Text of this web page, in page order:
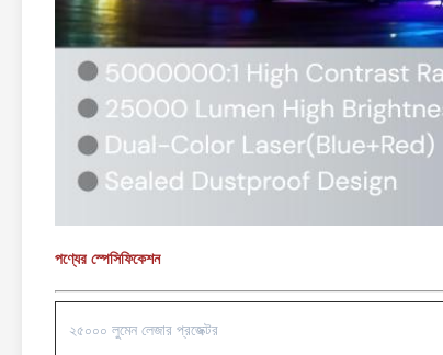
পণ্যের স্পেসিফিকেশন
২৫০০০ লুমেন লেজার প্রজেক্টর